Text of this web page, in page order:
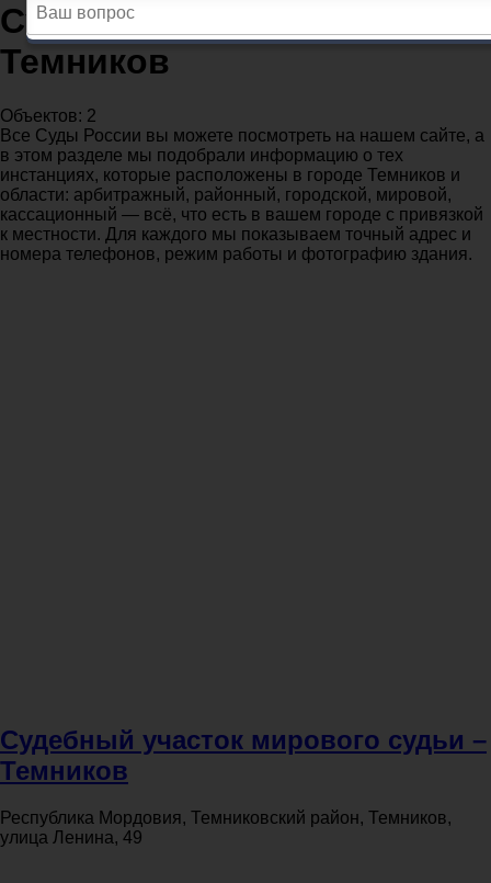
Судебные участки в городе
Темников
Объектов: 2
Все Суды России вы можете посмотреть на нашем сайте, а
в этом разделе мы подобрали информацию о тех
инстанциях, которые расположены в городе Темников и
области: арбитражный, районный, городской, мировой,
кассационный — всё, что есть в вашем городе с привязкой
к местности. Для каждого мы показываем точный адрес и
номера телефонов, режим работы и фотографию здания.
Судебный участок мирового судьи –
Темников
Республика Мордовия, Темниковский район, Темников,
улица Ленина, 49